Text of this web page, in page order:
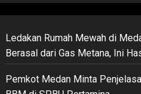
Ledakan Rumah Mewah di
Berasal dari Gas Metana, Ini
Pemkot Medan Minta